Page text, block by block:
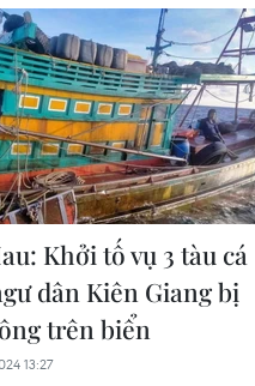
Khởi tố vụ 3 tàu cá
dân Kiên Giang bị
trên biển
13:27